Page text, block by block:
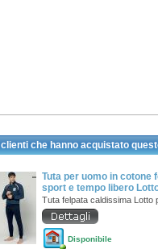
I clienti che hanno acquistato
Tuta per uomo in cotone
sport e tempo libero
Tuta felpata caldissima Lotto
Disponibile